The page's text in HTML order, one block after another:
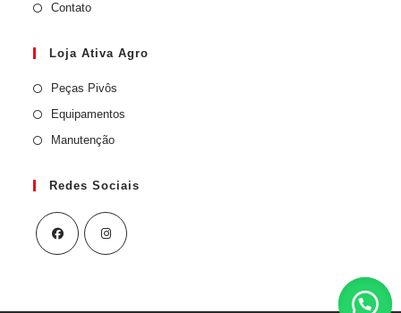
Contato
Loja Ativa Agro
Peças Pivôs
Equipamentos
Manutenção
Redes Sociais